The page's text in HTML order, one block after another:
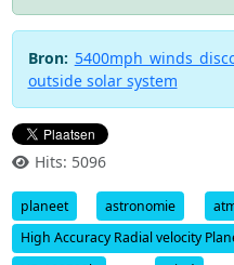
Bron: 5400mph winds
outside solar system
Hits: 5096
planeet astronomie
High Accuracy Radial velocity